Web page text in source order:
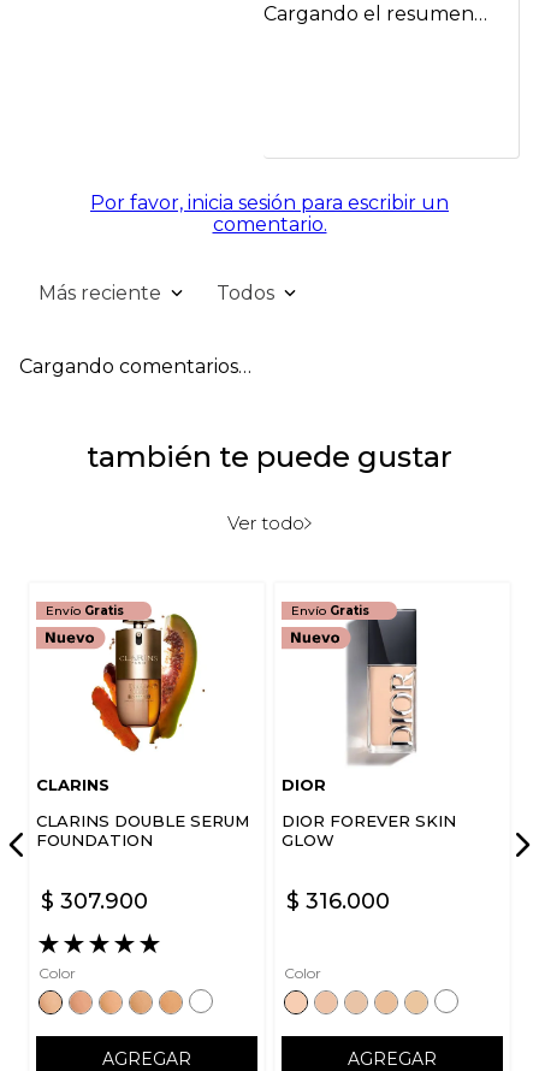
Cargando el resumen…
Por favor, inicia sesión para escribir un
comentario.
Más reciente Todos
Cargando comentarios…
también te puede gustar
Ver todo
Envío Gratis
CLARINS
CLARINS DOUBLE SERUM
FOUNDATION
$ 307.900
★★★★★
Color
AGREGAR
Envío Gratis
DIOR
DIOR FOREVER SKIN
GLOW
$ 316.000
Color
AGREGAR